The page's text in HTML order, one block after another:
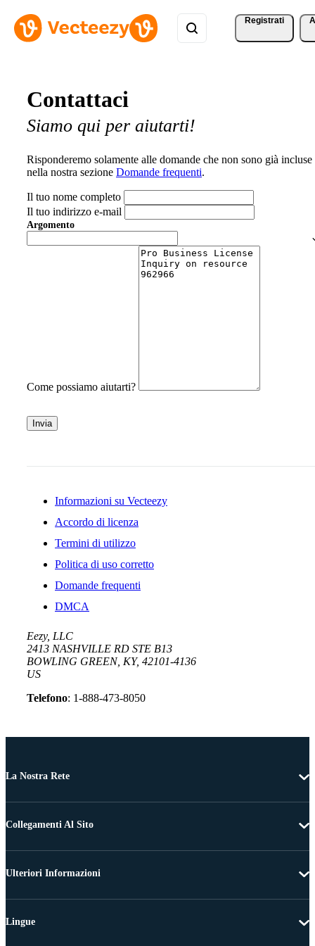
Registrati
Contattaci
Siamo qui per aiutarti!
Risponderemo solamente alle domande che non sono già incluse
nella nostra sezione Domande frequenti.
Il tuo nome completo
Il tuo indirizzo e-mail
Argomento
Come possiamo aiutarti?
Invia
Informazioni su Vecteezy
Accordo di licenza
Termini di utilizzo
Politica di uso corretto
Domande frequenti
DMCA
Eezy, LLC
2413 NASHVILLE RD STE B13
BOWLING GREEN, KY, 42101-4136
US
Telefono: 1-888-473-8050
La Nostra Rete
Collegamenti Al Sito
Ulteriori Informazioni
Lingue